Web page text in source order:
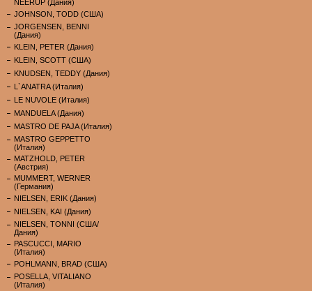
NEERUP (Дания)
JOHNSON, TODD (США)
JORGENSEN, BENNI
(Дания)
KLEIN, PETER (Дания)
KLEIN, SCOTT (США)
KNUDSEN, TEDDY (Дания)
L`ANATRA (Италия)
LE NUVOLE (Италия)
MANDUELA (Дания)
MASTRO DE PAJA (Италия)
MASTRO GEPPETTO
(Италия)
MATZHOLD, PETER
(Австрия)
MUMMERT, WERNER
(Германия)
NIELSEN, ERIK (Дания)
NIELSEN, KAI (Дания)
NIELSEN, TONNI (США/
Дания)
PASCUCCI, MARIO
(Италия)
POHLMANN, BRAD (США)
POSELLA, VITALIANO
(Италия)